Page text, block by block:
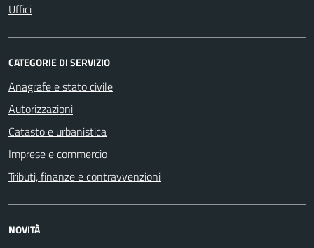
Uffici
CATEGORIE DI SERVIZIO
Anagrafe e stato civile
Autorizzazioni
Catasto e urbanistica
Imprese e commercio
Tributi, finanze e contravvenzioni
NOVITÀ